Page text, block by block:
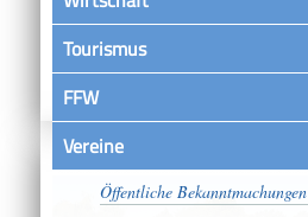
Tourismus
FFW
VereineSatzungen
Öffentliche Bekanntmachungen